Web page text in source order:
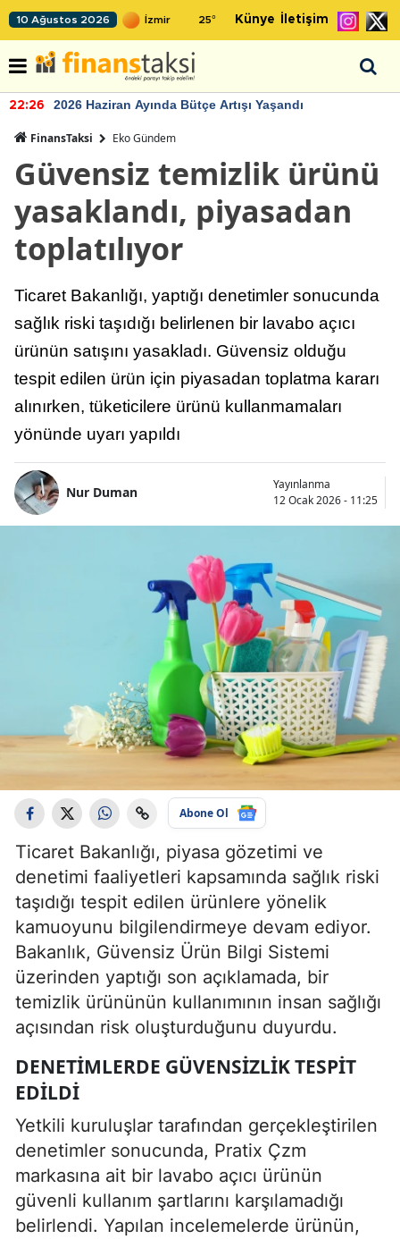
10 Ağustos 2026 25° Künye İletişim
22:26 2026 Haziran Ayında Bütçe Artışı Yaşandı
FinansTaksi Eko Gündem
Güvensiz temizlik ürünü
yasaklandı, piyasadan
toplatılıyor
Ticaret Bakanlığı, yaptığı denetimler sonucunda
sağlık riski taşıdığı belirlenen bir lavabo açıcı
ürünün satışını yasakladı. Güvensiz olduğu
tespit edilen ürün için piyasadan toplatma kararı
alınırken, tüketicilere ürünü kullanmamaları
yönünde uyarı yapıldı
Nur Duman
Yayınlanma
12 Ocak 2026 - 11:25
Abone Ol
Ticaret Bakanlığı, piyasa gözetimi ve
denetimi faaliyetleri kapsamında sağlık riski
taşıdığı tespit edilen ürünlere yönelik
kamuoyunu bilgilendirmeye devam ediyor.
Bakanlık, Güvensiz Ürün Bilgi Sistemi
üzerinden yaptığı son açıklamada, bir
temizlik ürününün kullanımının insan sağlığı
açısından risk oluşturduğunu duyurdu.
DENETIMLERDE GÜVENSIZLIK TESPIT
EDILDI
Yetkili kuruluşlar tarafından gerçekleştirilen
denetimler sonucunda, Pratix Çzm
markasına ait bir lavabo açıcı ürünün
güvenli kullanım şartlarını karşılamadığı
belirlendi. Yapılan incelemelerde ürünün,